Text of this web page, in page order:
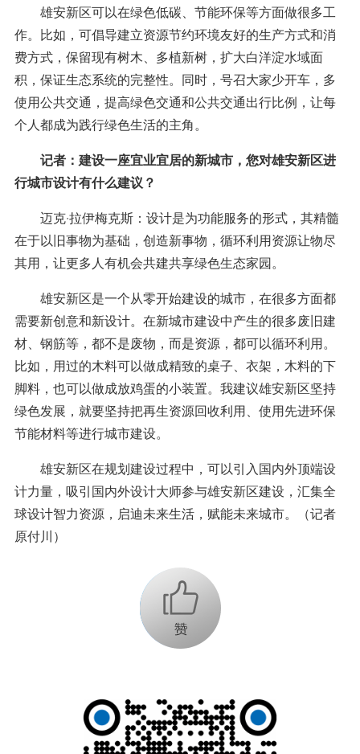
雄安新区可以在绿色低碳、节能环保等方面做很多工
作。比如，可倡导建立资源节约环境友好的生产方式和消
费方式，保留现有树木、多植新树，扩大白洋淀水域面
积，保证生态系统的完整性。同时，号召大家少开车，多
使用公共交通，提高绿色交通和公共交通出行比例，让每
个人都成为践行绿色生活的主角。
记者：建设一座宜业宜居的新城市，您对雄安新区进
行城市设计有什么建议？
迈克·拉伊梅克斯：设计是为功能服务的形式，其精髓
在于以旧事物为基础，创造新事物，循环利用资源让物尽
其用，让更多人有机会共建共享绿色生态家园。
雄安新区是一个从零开始建设的城市，在很多方面都
需要新创意和新设计。在新城市建设中产生的很多废旧建
材、钢筋等，都不是废物，而是资源，都可以循环利用。
比如，用过的木料可以做成精致的桌子、衣架，木料的下
脚料，也可以做成放鸡蛋的小装置。我建议雄安新区坚持
绿色发展，就要坚持把再生资源回收利用、使用先进环保
节能材料等进行城市建设。
雄安新区在规划建设过程中，可以引入国内外顶端设
计力量，吸引国内外设计大师参与雄安新区建设，汇集全
球设计智力资源，启迪未来生活，赋能未来城市。（记者
原付川）
+1